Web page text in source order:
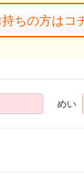
ちの方はコ
めい